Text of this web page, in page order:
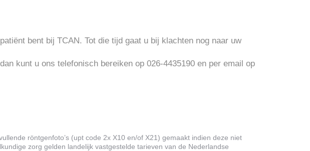
bent bij TCAN. Tot die tijd gaat u bij klachten nog naar uw
kunt u ons telefonisch bereiken op 026-4435190 en per email op
röntgenfoto’s (upt code 2x X10 en/of X21) gemaakt indien deze niet
zorg gelden landelijk vastgestelde tarieven van de Nederlandse